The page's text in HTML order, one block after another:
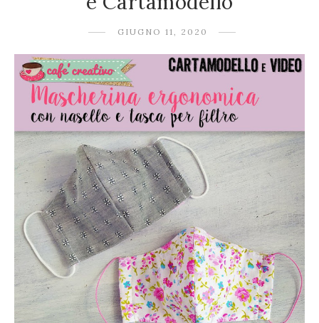
GIUGNO 11, 2020